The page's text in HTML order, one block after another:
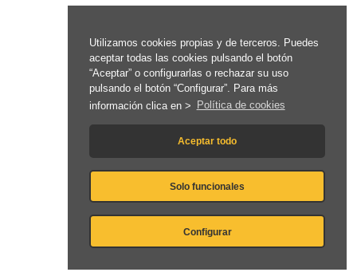
Utilizamos cookies propias y de terceros. Puedes
aceptar todas las cookies pulsando el botón
“Aceptar” o configurarlas o rechazar su uso
pulsando el botón “Configurar”. Para más
información clica en >
Política de cookies
Aceptar todo
Solo funcionales
Configurar